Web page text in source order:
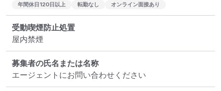
年間休日120日以上
転勤なし オンライン面接あり
受動喫煙防止処置
屋内禁煙
募集者の氏名または名称
エージェントにお問い合わせください